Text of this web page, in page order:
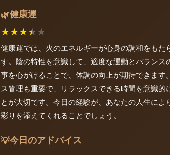
🌿健康運
★★★★★
健康運では、火のエネルギーが心身の調和をもた
す。陰の特性を意識して、適度な運動とバランス
事を心がけることで、体調の向上が期待できます
ス管理も重要で、リラックスできる時間を意識的
とが大切です。今日の経験が、あなたの人生によ
彩りを添えてくれることでしょう。
💡今日のアドバイス